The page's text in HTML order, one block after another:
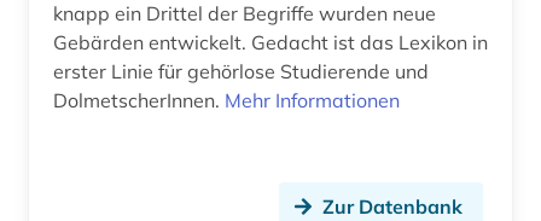
knapp ein Drittel der Begriffe wurden neue
Gebärden entwickelt. Gedacht ist das Lexikon in
erster Linie für gehörlose Studierende und
DolmetscherInnen. Mehr Informationen
Zur Datenbank